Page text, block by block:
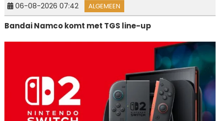
06-08-2026 07:42 ALGEMEEN
Bandai Namco komt met TGS line-up